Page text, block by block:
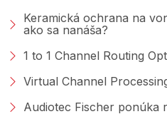
Keramická ochrana na
ako sa nanáša?
1 to 1 Channel Routing
Virtual Channel
Audiotec Fischer ponúka